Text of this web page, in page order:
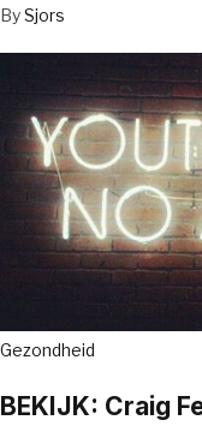
BySjors
Gezondheid
BEKIJK: Craig